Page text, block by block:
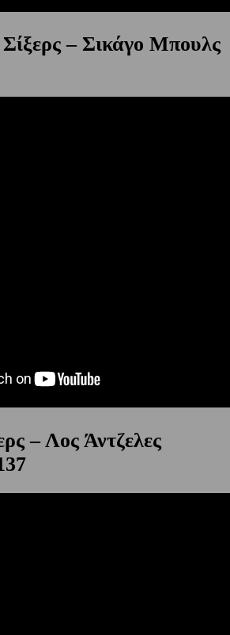
– Σικάγο Μπουλς
– Λος Άντζελες